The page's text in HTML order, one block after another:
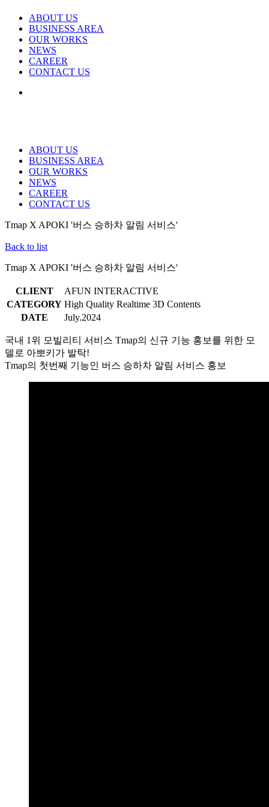
ABOUT US
BUSINESS AREA
OUR WORKS
NEWS
CAREER
CONTACT US
ABOUT US
BUSINESS AREA
OUR WORKS
NEWS
CAREER
CONTACT US
Tmap X APOKI '버스 승하차 알림 서비스'
Back to list
Tmap X APOKI '버스 승하차 알림 서비스'
CLIENT
AFUN INTERACTIVE
CATEGORY High Quality Realtime 3D Contents
DATE
July.2024
국내 1위 모빌리티 서비스 Tmap의 신규 기능 홍보를 위한 모
델로 아뽀키가 발탁!
Tmap의 첫번째 기능인 버스 승하차 알림 서비스 홍보